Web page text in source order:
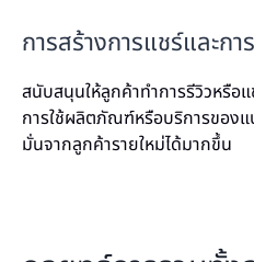
การสร้างการแชร์และกา
สนับสนุนให้ลูกค้าทำการรีวิวหรือ
การใช้ผลิตภัณฑ์หรือบริการของ
มั่นจากลูกค้ารายใหม่ได้มากขึ้น